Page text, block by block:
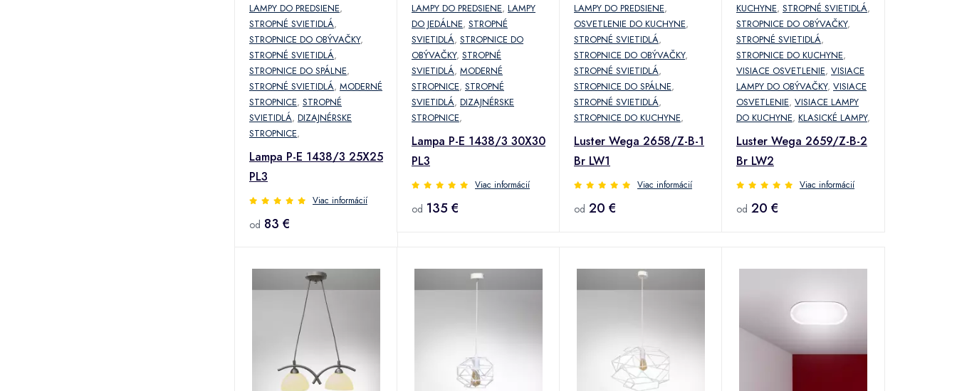
LAMPY DO PREDSIENE,
STROPNÉ SVIETIDLÁ,
STROPNICE DO OBÝVAČKY,
STROPNÉ SVIETIDLÁ,
STROPNICE DO SPÁLNE,
STROPNÉ SVIETIDLÁ, MODERNÉ
STROPNICE, STROPNÉ
SVIETIDLÁ, DIZAJNÉRSKE
STROPNICE,
Lampa P-E 1438/3 25X25
PL3
Viac informácií
od 83 €
LAMPY DO PREDSIENE, LAMPY
DO JEDÁLNE, STROPNÉ
SVIETIDLÁ, STROPNICE DO
OBÝVAČKY, STROPNÉ
SVIETIDLÁ, MODERNÉ
STROPNICE, STROPNÉ
SVIETIDLÁ, DIZAJNÉRSKE
STROPNICE,
Lampa P-E 1438/3 30X30
PL3
Viac informácií
od 135 €
LAMPY DO PREDSIENE,
OSVETLENIE DO KUCHYNE,
STROPNÉ SVIETIDLÁ,
STROPNICE DO OBÝVAČKY,
STROPNÉ SVIETIDLÁ,
STROPNICE DO SPÁLNE,
STROPNÉ SVIETIDLÁ,
STROPNICE DO KUCHYNE,
Luster Wega 2658/Z-B-1
Br LW1
Viac informácií
od 20 €
KUCHYNE, STROPNÉ SVIETIDLÁ,
STROPNICE DO OBÝVAČKY,
STROPNÉ SVIETIDLÁ,
STROPNICE DO KUCHYNE,
VISIACE OSVETLENIE, VISIACE
LAMPY DO OBÝVAČKY, VISIACE
OSVETLENIE, VISIACE LAMPY
DO KUCHYNE, KLASICKÉ LAMPY,
Luster Wega 2659/Z-B-2
Br LW2
Viac informácií
od 20 €